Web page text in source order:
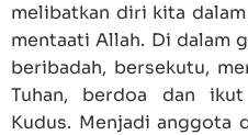
melibatkan diri kita
mentaati Allah. Di dalam
beribadah, bersekutu,
Tuhan, berdoa dan
Kudus. Menjadi anggota